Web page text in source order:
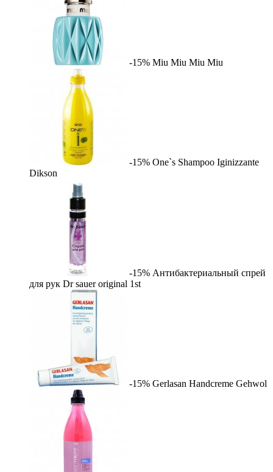
-15% Miu Miu Miu Miu
-15% One`s Shampoo Iginizzante
Dikson
-15% Антибактериальный спрей
для рук Dr sauer original 1st
-15% Gerlasan Handcreme Gehwol